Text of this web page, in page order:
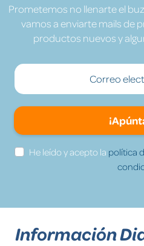
Prometemos no llenarte el
vamos a enviarte mails de
productos nuevos y
He leído y acepto la política
Información